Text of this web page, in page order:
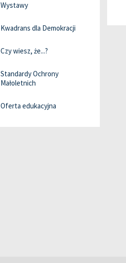
Wystawy
Kwadrans dla Demokracji
Czy wiesz, że...?
Standardy Ochrony
Małoletnich
Oferta edukacyjna